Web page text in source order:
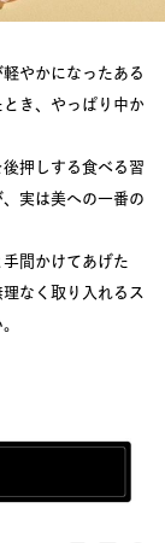
やかになったある
き、やっぱり中か
押しする食べる習
実は美への一番の
間かけてあげた
なく取り入れるス